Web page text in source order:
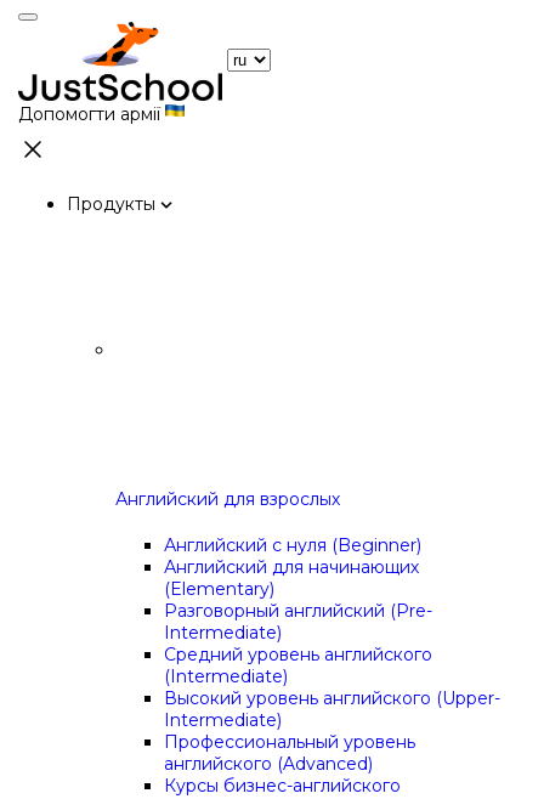
Допомогти армії
Продукты
Английский для взрослых
Английский с нуля (Beginner)
Английский для начинающих
(Elementary)
Разговорный английский (Pre-
Intermediate)
Средний уровень английского
(Intermediate)
Высокий уровень английского (Upper-
Intermediate)
Профессиональный уровень
английского (Advanced)
Курсы бизнес-английского